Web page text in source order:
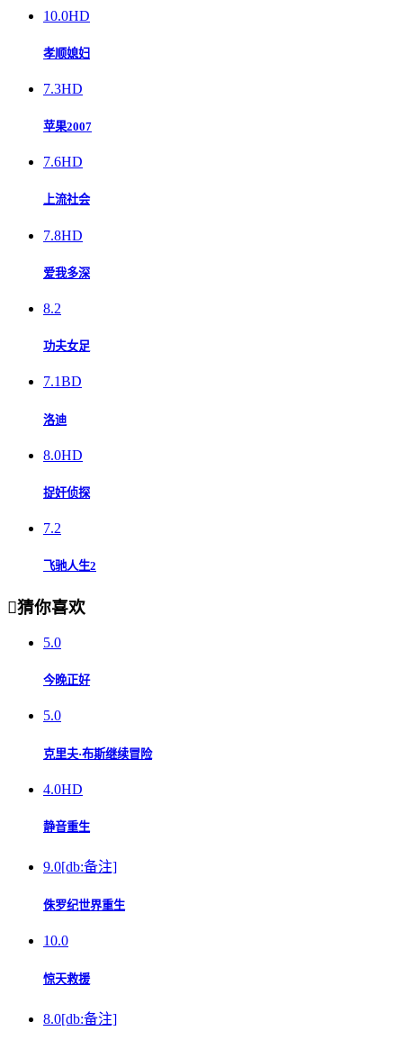
10.0HD
孝顺媳妇
7.3HD
苹果2007
7.6HD
上流社会
7.8HD
爱我多深
8.2
功夫女足
7.1BD
洛迪
8.0HD
捉奸侦探
7.2
飞驰人生2
猜你喜欢
5.0
今晚正好
5.0
克里夫·布斯继续冒险
4.0HD
静音重生
9.0[db:备注]
侏罗纪世界重生
10.0
惊天救援
8.0[db:备注]